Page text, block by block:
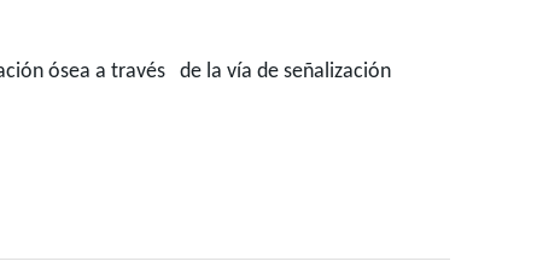
ósea a través de la vía de señalización